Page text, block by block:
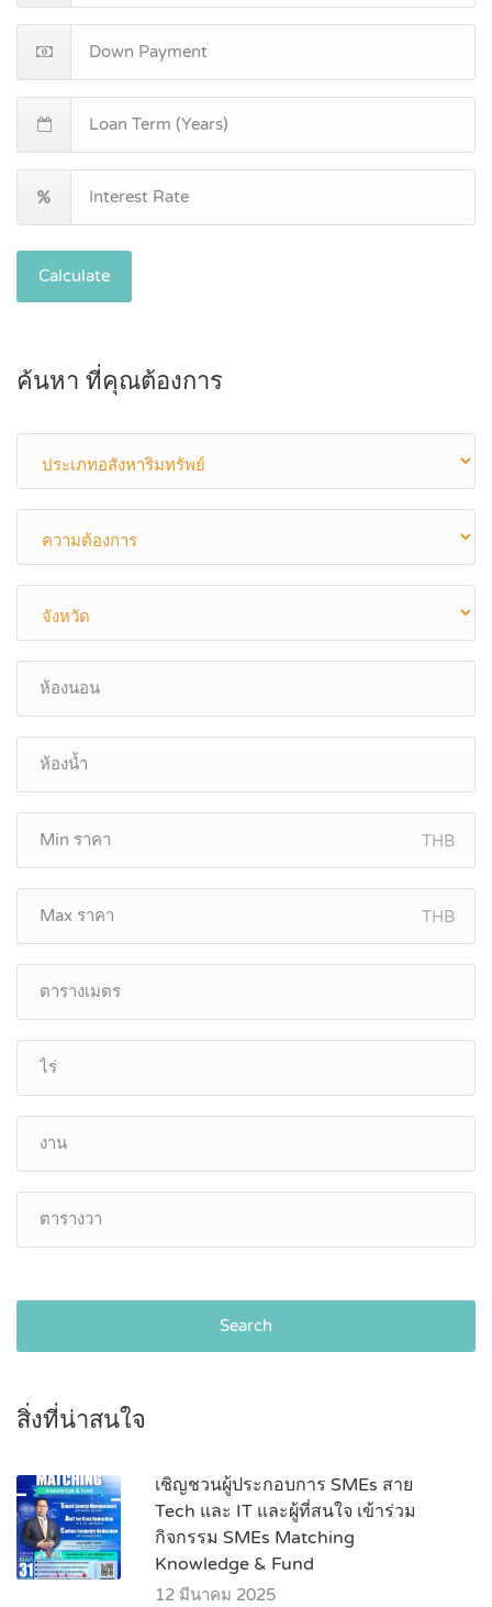
Calculate
ค้นหา ที่คุณต้องการ
THB
THB
Search
สิ่งที่น่าสนใจ
เชิญชวนผู้ประกอบการ SMEs สาย
Tech และ IT และผู้ที่สนใจ เข้าร่วม
กิจกรรม SMEs Matching
Knowledge & Fund
12 มีนาคม 2025